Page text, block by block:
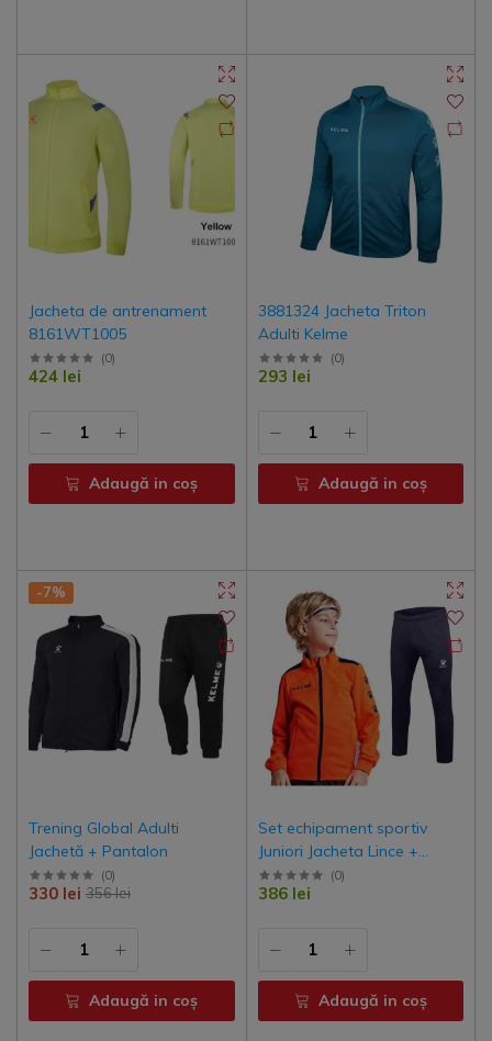
Jacheta de antrenament
8161WT1005
(0)
424 lei
Adaugă in coş
3881324 Jacheta Triton
Adulti Kelme
(0)
293 lei
Adaugă in coş
-7%
Trening Global Adulti
Jachetă + Pantalon
(0)
356 lei
330 lei
Adaugă in coş
Set echipament sportiv
Juniori Jacheta Lince +
Pantalon New Street
(0)
386 lei
Adaugă in coş